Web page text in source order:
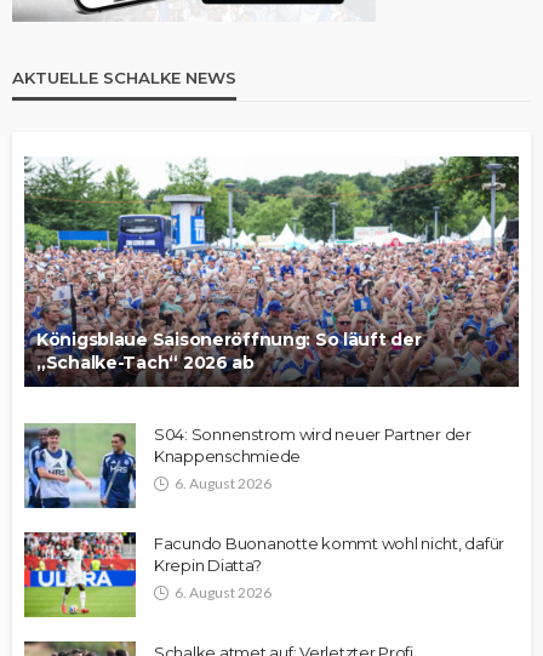
AKTUELLE SCHALKE NEWS
Königsblaue Saisoneröffnung: So läuft der
„Schalke-Tach“ 2026 ab
S04: Sonnenstrom wird neuer Partner der
Knappenschmiede
6. August 2026
Facundo Buonanotte kommt wohl nicht, dafür
Krepin Diatta?
6. August 2026